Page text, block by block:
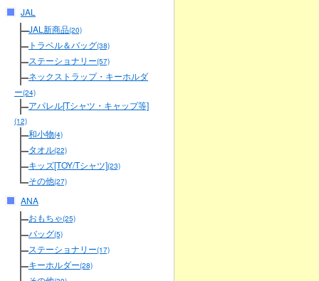
JAL
JAL新商品(20)
トラベル＆バッグ(38)
ステーショナリー(57)
ネックストラップ・キーホルダ
ー(24)
アパレル[Tシャツ・キャップ等]
(12)
和小物(4)
タオル(22)
キッズ[TOY/Tシャツ](23)
その他(27)
ANA
おもちゃ(25)
バッグ(5)
ステーショナリー(17)
キーホルダー(28)